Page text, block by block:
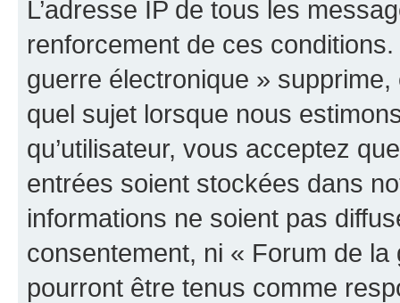
L’adresse IP de tous les
renforcement de ces
guerre électronique »
quel sujet lorsque nous
qu’utilisateur, vous acceptez
entrées soient stockées dans
informations ne soient pas
consentement, ni « Forum de
pourront être tenus comme